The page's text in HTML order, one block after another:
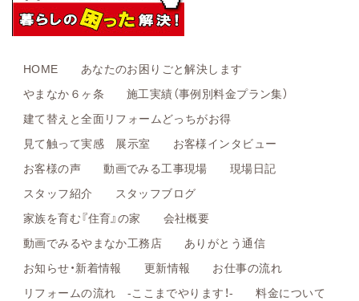
HOME
あなたのお困りごと解決します
やまなか６ヶ条
施工実績（事例別料金プラン集）
建て替えと全面リフォームどっちがお得
見て触って実感 展示室
お客様インタビュー
お客様の声
動画でみる工事現場
現場日記
スタッフ紹介
スタッフブログ
家族を育む『住育』の家
会社概要
動画でみるやまなか工務店
ありがとう通信
お知らせ・新着情報
更新情報
お仕事の流れ
リフォームの流れ -ここまでやります！-
料金について